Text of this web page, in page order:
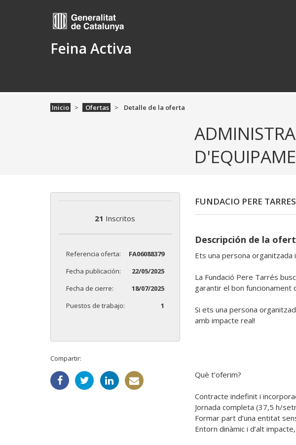
Feina Activa
Inicio Ofertas Detalle de la oferta
21 Inscritos
Referencia oferta:
FA06088379
Fecha publicación:
22/05/2025
Fecha de cierre:
18/07/2025
Puestos de trabajo:
1
Compartir:
FUNDACIO PERE TARRES
Descripción de la
Ets una persona
La Fundació Pere Tarrés
garantir el bon funcionament
Si ets una persona
amb impacte real!
Què t’oferim?
Contracte indefinit i
Jornada completa (37,5 h/
Formar part d’una entitat
Entorn dinàmic i d’alt